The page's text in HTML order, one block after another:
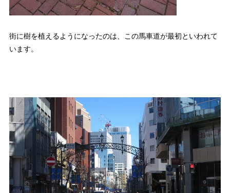
街に樹を植えるようになったのは、この馬車道が最初といわれて
います。